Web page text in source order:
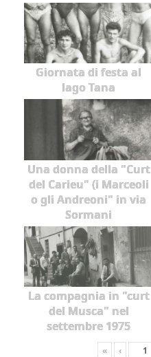
Giornata di festa al
lago Tana
Una donna della "Curt
del Carieu" (i Marceoli
o gli Andreoni" in via
Sormani
La compagnia in "curt
del Musca" nel
settembre 1975
« ‹